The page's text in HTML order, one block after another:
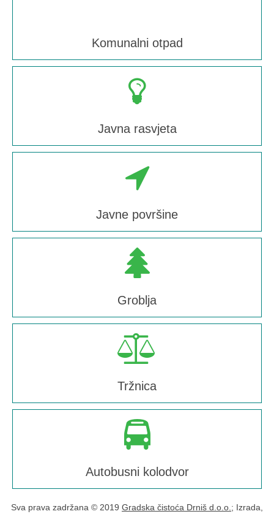
Komunalni otpad
Javna rasvjeta
Javne površine
Groblja
Tržnica
Autobusni kolodvor
Sva prava zadržana © 2019 Gradska čistoća Drniš d.o.o. ; Izrada,